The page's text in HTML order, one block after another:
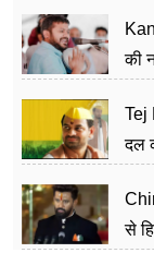
की
Tej
दल
से